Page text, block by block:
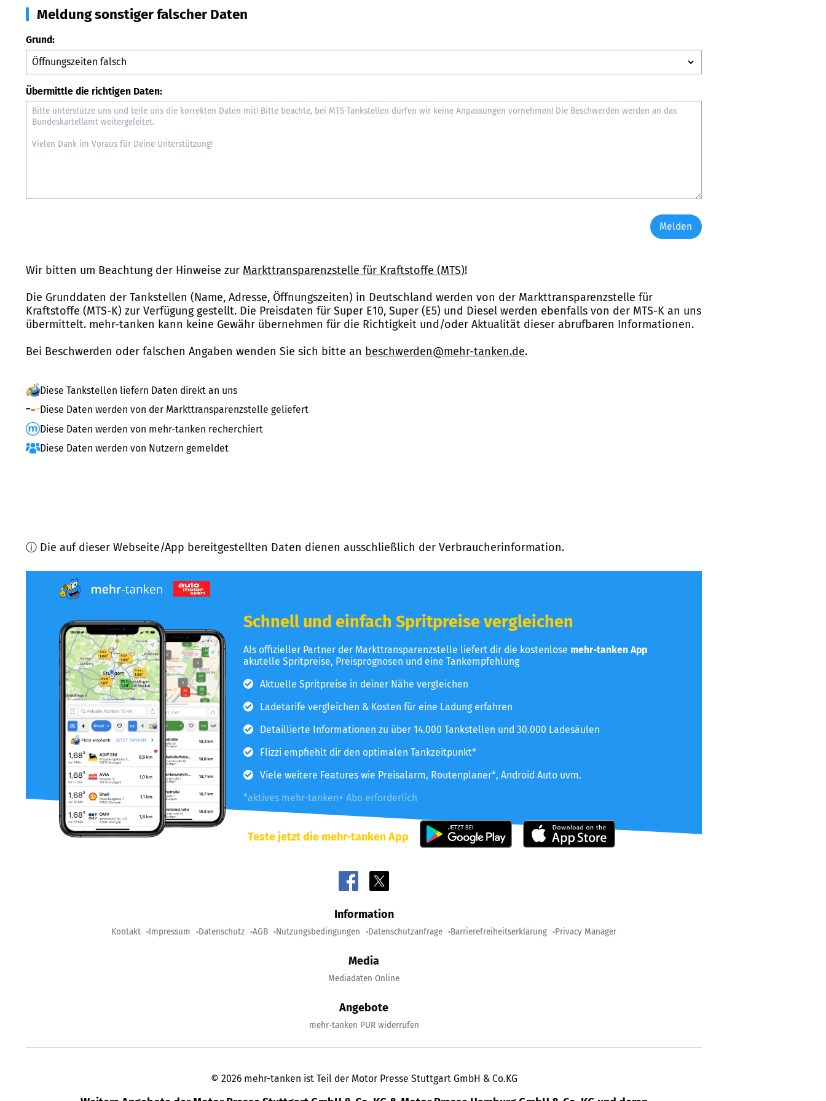
Meldung sonstiger falscher Daten
Grund:
Übermittle die richtigen Daten:
Melden
Wir bitten um Beachtung der Hinweise zur Markttransparenzstelle für Kraftstoffe (MTS)!
Die Grunddaten der Tankstellen (Name, Adresse, Öffnungszeiten) in Deutschland werden von der Markttransparenzstelle für
Kraftstoffe (MTS-K) zur Verfügung gestellt. Die Preisdaten für Super E10, Super (E5) und Diesel werden ebenfalls von der MTS-K an uns
übermittelt. mehr-tanken kann keine Gewähr übernehmen für die Richtigkeit und/oder Aktualität dieser abrufbaren Informationen.
Bei Beschwerden oder falschen Angaben wenden Sie sich bitte an beschwerden@mehr-tanken.de.
Diese Tankstellen liefern Daten direkt an uns
Diese Daten werden von der Markttransparenzstelle geliefert
Diese Daten werden von mehr-tanken recherchiert
Diese Daten werden von Nutzern gemeldet
ⓘ Die auf dieser Webseite/App bereitgestellten Daten dienen ausschließlich der Verbraucherinformation.
Schnell und einfach Spritpreise vergleichen
Als offizieller Partner der Markttransparenzstelle liefert dir die kostenlose mehr-tanken App
akutelle Spritpreise, Preisprognosen und eine Tankempfehlung
Aktuelle Spritpreise in deiner Nähe vergleichen
Ladetarife vergleichen & Kosten für eine Ladung erfahren
Detaillierte Informationen zu über 14.000 Tankstellen und 30.000 Ladesäulen
Flizzi empfiehlt dir den optimalen Tankzeitpunkt*
Viele weitere Features wie Preisalarm, Routenplaner*, Android Auto uvm.
*aktives mehr-tanken+ Abo erforderlich
Teste jetzt die mehr-tanken App
Information
Kontakt Impressum Datenschutz AGB Nutzungsbedingungen Datenschutzanfrage Barrierefreiheitserklärung Privacy Manager
Media
Mediadaten Online
Angebote
mehr-tanken PUR widerrufen
© 2026 mehr-tanken ist Teil der Motor Presse Stuttgart GmbH & Co.KG